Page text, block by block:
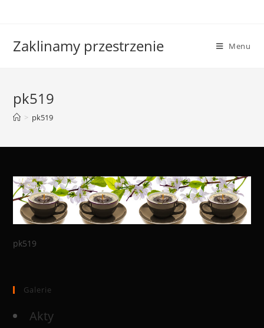
Zaklinamy przestrzenie Menu
pk519
> pk519
pk519
Galerie
Akty